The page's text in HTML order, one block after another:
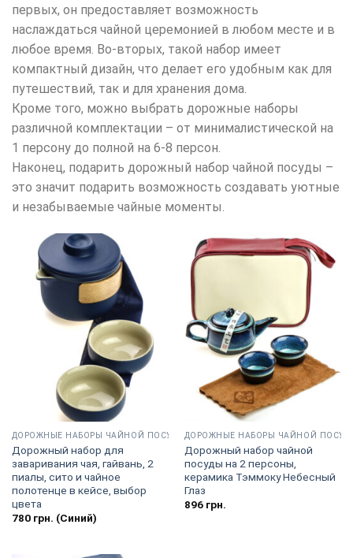
первых, он предоставляет возможность
наслаждаться чайной церемонией в любом месте и в
любое время. Во-вторых, такой набор имеет
компактный дизайн, что делает его удобным как для
путешествий, так и для хранения дома.
Кроме того, можно выбрать дорожные наборы
различной комплектации – от минималистической на
1 персону до полной на 6-8 персон.
Наконец, подарить дорожный набор чайной посуды –
это значит подарить возможность создавать уютные
и незабываемые чайные моменты.
ДОРОЖНЫЕ НАБОРЫ ЧАЙНОЙ ПОСУДЫ
Дорожный набор для
заваривания чая, гайвань, 2
пиалы, сито и чайное
полотенце в кейсе, выбор
цвета
780грн. (Синий)
ДОРОЖНЫЕ НАБОРЫ ЧАЙНОЙ
Дорожный набор чайной
посуды на 2 персоны,
керамика Тэммоку Небесный
Глаз
896грн.